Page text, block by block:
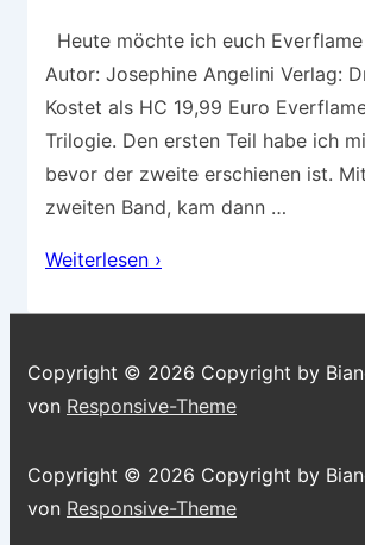
Heute möchte ich euch
Autor: Josephine Angelini Verlag:
Kostet als HC 19,99 Euro
Trilogie. Den ersten Teil habe ich
bevor der zweite erschienen ist.
zweiten Band, kam dann …
Buchvorstellung
Weiterlesen ›
Copyright © 2026 Copyright by
von Responsive-Theme
Copyright © 2026 Copyright by
von Responsive-Theme